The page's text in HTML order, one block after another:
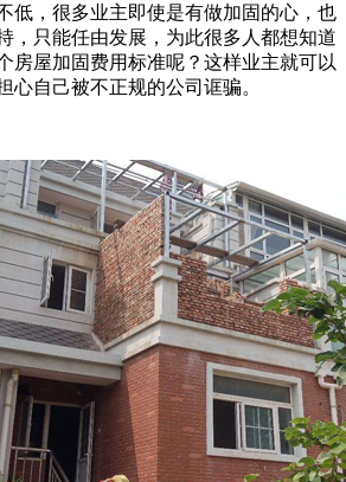
低，很多业主即使是有做加固的心，也
，只能任由发展，为此很多人都想知道
房屋加固费用标准呢？这样业主就可以
心自己被不正规的公司诓骗。